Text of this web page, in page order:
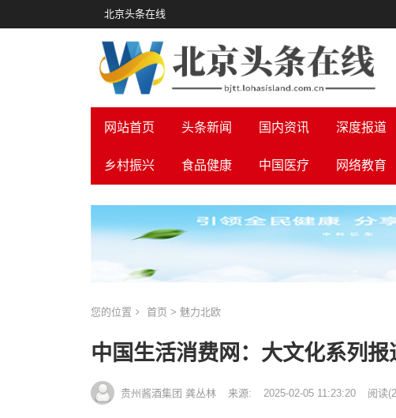
北京头条在线
网站首页 头条新闻 国内资讯 深度报道
乡村振兴 食品健康 中国医疗 网络教育
您的位置 首页 > 魅力北欧
中国生活消费网：大文化系列
贵州酱酒集团 龚丛林 来源: 2025-02-05 11:23:20 阅读(